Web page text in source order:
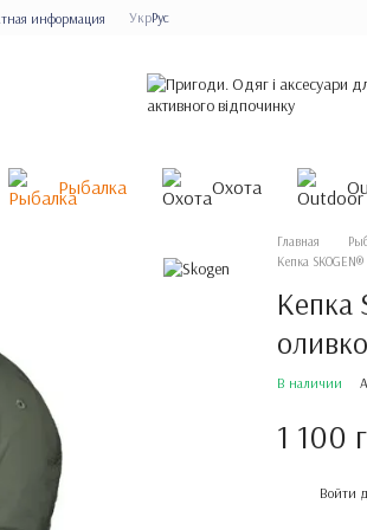
информация УкрРус
Рыбалка Охота
Главная
Кепка
Кепка
В наличии
1 100
Войти